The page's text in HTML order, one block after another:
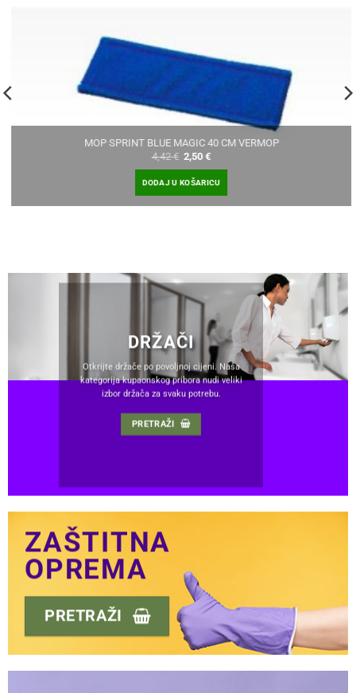
MOP SPRINT BLUE MAGIC 40 CM VERMOP
4,42€
Izvorna
cijena
je:
4,42 €.
2,50€Trenutna
2,50 €.
DODAJ U KOŠARICU
DRŽAČI
Otkrijte držače po povoljnoj cijeni. Naša
kategorija kupaonskog pribora nudi veliki
izbor držača za svaku potrebu.
PRETRAŽI
ZAŠTITNA
OPREMA
PRETRAŽI